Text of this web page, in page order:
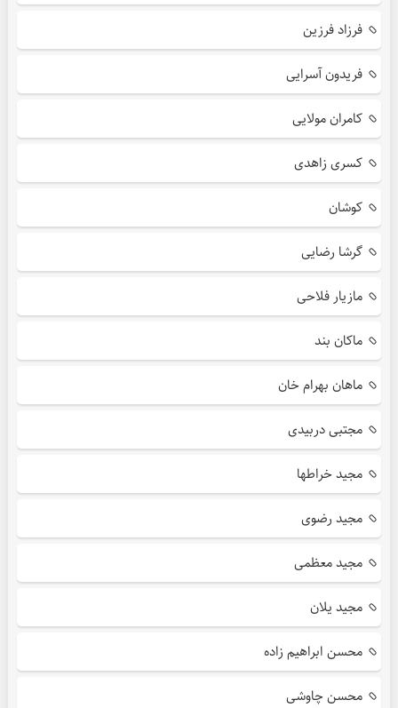
فرزاد فرزین
فریدون آسرایی
کامران مولایی
کسری زاهدی
کوشان
گرشا رضایی
مازیار فلاحی
ماکان بند
ماهان بهرام خان
مجتبی دربیدی
مجید خراطها
مجید رضوی
مجید معظمی
مجید یلان
محسن ابراهیم زاده
محسن چاوشی